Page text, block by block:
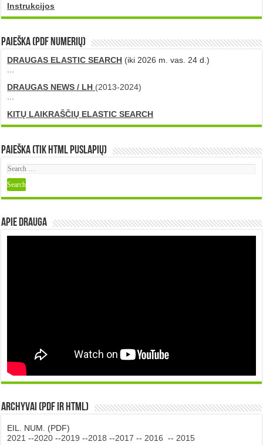
Instrukcijos
PAIEŠKA (PDF numerių)
DRAUGAS ELASTIC SEARCH (iki 2026 m. vas. 24 d.)
DRAUGAS NEWS / LH (2013-2024)
KITŲ LAIKRAŠČIŲ ELASTIC SEARCH
Paieška (tik HTML puslapių)
Apie DRAUGA
Archyvai (PDF ir HTML)
EIL. NUM. (PDF)
2021 --2020 --2019 --2018 --2017 -- 2016 -- 2015